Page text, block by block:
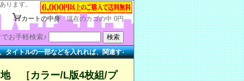
ります。
［カラー/L版4枚組/プ
カートの中身 現在のカゴの中 0円
お手軽検索♪
の一部などを入れれば、関連する作品を簡単に検索できます。